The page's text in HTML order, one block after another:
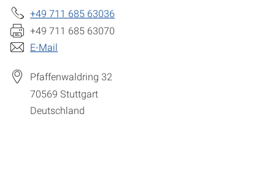
+49 711 685 63036
+49 711 685 63070
E-Mail
Pfaffenwaldring 32
70569 Stuttgart
Deutschland